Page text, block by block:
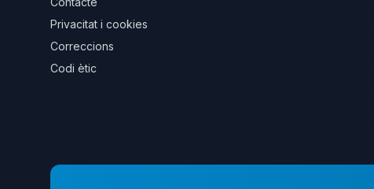
Privacitat i cookies
Correccions
Codi ètic